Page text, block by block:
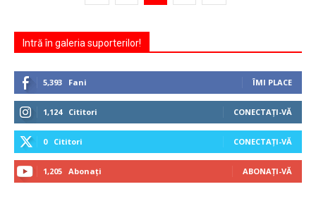
Intră în galeria suporterilor!
5,393 Fani ÎMI PLACE
1,124 Cititori CONECTAȚI-VĂ
0 Cititori CONECTAȚI-VĂ
1,205 Abonați ABONAȚI-VĂ